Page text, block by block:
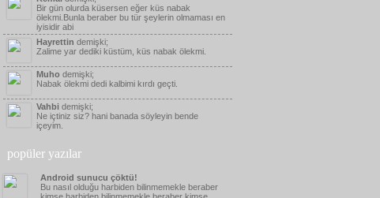
Bir gün olurda küsersen eğer küs nabak
ölekmi.Bunla beraber bu tür şeylerin olmaması en
iyisidir abi
Hayrettin demişki;
Zalime yar dediki küstüm, küs nabak ölekmi.
Muho demişki;
Nabak ölekmi dedi kalbimi kırdı geçti.
Vahbi demişki;
Ne içtiniz siz? hani banada söyleyin bende
içeyim.
popüler yazılar
Android sunucu çöktü!
Bu nasıl olduğu harbiden bilinmemekle beraber